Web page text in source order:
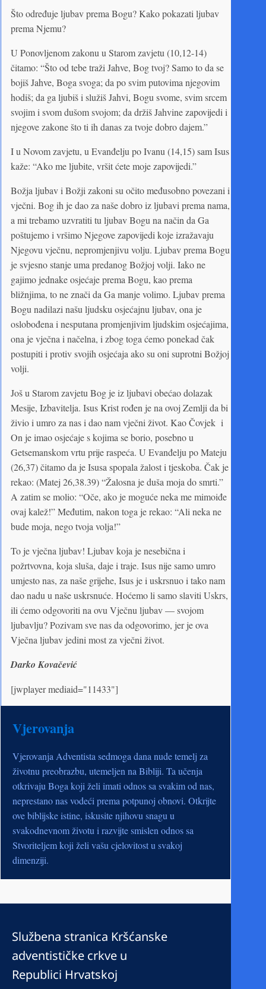
Što određuje ljubav prema Bogu? Kako pokazati ljubav
prema Njemu?
U Ponovljenom zakonu u Starom zavjetu (10,12-14)
čitamo: “Što od tebe traži Jahve, Bog tvoj? Samo to da se
bojiš Jahve, Boga svoga; da po svim putovima njegovim
hodiš; da ga ljubiš i služiš Jahvi, Bogu svome, svim srcem
svojim i svom dušom svojom; da držiš Jahvine zapovijedi i
njegove zakone što ti ih danas za tvoje dobro dajem.”
I u Novom zavjetu, u Evanđelju po Ivanu (14,15) sam Isus
kaže: “Ako me ljubite, vršit ćete moje zapovijedi.”
Božja ljubav i Božji zakoni su očito međusobno povezani i
vječni. Bog ih je dao za naše dobro iz ljubavi prema nama,
a mi trebamo uzvratiti tu ljubav Bogu na način da Ga
poštujemo i vršimo Njegove zapovijedi koje izražavaju
Njegovu vječnu, nepromjenjivu volju. Ljubav prema Bogu
je svjesno stanje uma predanog Božjoj volji. Iako ne
gajimo jednake osjećaje prema Bogu, kao prema
bližnjima, to ne znači da Ga manje volimo. Ljubav prema
Bogu nadilazi našu ljudsku osjećajnu ljubav, ona je
oslobođena i nesputana promjenjivim ljudskim osjećajima,
ona je vječna i načelna, i zbog toga ćemo ponekad čak
postupiti i protiv svojih osjećaja ako su oni suprotni Božjoj
volji.
Još u Starom zavjetu Bog je iz ljubavi obećao dolazak
Mesije, Izbavitelja. Isus Krist rođen je na ovoj Zemlji da bi
živio i umro za nas i dao nam vječni život. Kao Čovjek i
On je imao osjećaje s kojima se borio, posebno u
Getsemanskom vrtu prije raspeća. U Evanđelju po Mateju
(26,37) čitamo da je Isusa spopala žalost i tjeskoba. Čak je
rekao: (Matej 26,38.39) “Žalosna je duša moja do smrti.”
A zatim se molio: “Oče, ako je moguće neka me mimoiđe
ovaj kalež!” Međutim, nakon toga je rekao: “Ali neka ne
bude moja, nego tvoja volja!”
To je vječna ljubav! Ljubav koja je nesebična i
požrtvovna, koja sluša, daje i traje. Isus nije samo umro
umjesto nas, za naše grijehe, Isus je i uskrsnuo i tako nam
dao nadu u naše uskrsnuće. Hoćemo li samo slaviti Uskrs,
ili ćemo odgovoriti na ovu Vječnu ljubav — svojom
ljubavlju? Pozivam sve nas da odgovorimo, jer je ova
Vječna ljubav jedini most za vječni život.
Darko Kovačević
[jwplayer mediaid="11433"]
Vjerovanja
Vjerovanja Adventista sedmoga dana nude temelj za
životnu preobrazbu, utemeljen na Bibliji. Ta učenja
otkrivaju Boga koji želi imati odnos sa svakim od nas,
neprestano nas vodeći prema potpunoj obnovi. Otkrijte
ove biblijske istine, iskusite njihovu snagu u
svakodnevnom životu i razvijte smislen odnos sa
Stvoriteljem koji želi vašu cjelovitost u svakoj
dimenziji.
Službena stranica Kršćanske
adventističke crkve u
Republici Hrvatskoj